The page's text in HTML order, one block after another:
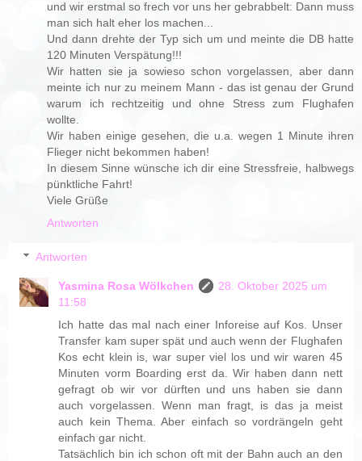
und wir erstmal so frech vor uns her gebrabbelt: Dann muss
man sich halt eher los machen...
Und dann drehte der Typ sich um und meinte die DB hatte
120 Minuten Verspätung!!!
Wir hatten sie ja sowieso schon vorgelassen, aber dann
meinte ich nur zu meinem Mann - das ist genau der Grund
warum ich rechtzeitig und ohne Stress zum Flughafen
wollte.
Wir haben einige gesehen, die u.a. wegen 1 Minute ihren
Flieger nicht bekommen haben!
In diesem Sinne wünsche ich dir eine Stressfreie, halbwegs
pünktliche Fahrt!
Viele Grüße
Antworten
Antworten
Yasmina Rosa Wölkchen
28. Oktober 2025 um
11:58
Ich hatte das mal nach einer Inforeise auf Kos. Unser
Transfer kam super spät und auch wenn der Flughafen
Kos echt klein is, war super viel los und wir waren 45
Minuten vorm Boarding erst da. Wir haben dann nett
gefragt ob wir vor dürften und uns haben sie dann
auch vorgelassen. Wenn man fragt, is das ja meist
auch kein Thema. Aber einfach so vordrängeln geht
einfach gar nicht.
Tatsächlich bin ich schon oft mit der Bahn auch an den